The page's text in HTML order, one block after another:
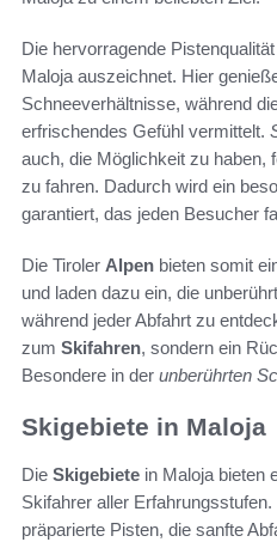
Die hervorragende
Maloja auszeichnet. Hier
Schneeverhältnisse, während
erfrischendes Gefühl vermittelt.
auch, die Möglichkeit zu haben,
zu fahren. Dadurch wird ein
garantiert, das jeden Besucher
Die Tiroler Alpen bieten somit
und laden dazu ein, die
während jeder Abfahrt zu
zum Skifahren, sondern ein
Besondere in der unberührten
Skigebiete in Maloja
Die Skigebiete in Maloja bieten
Skifahrer aller Erfahrungsstufen.
präparierte Pisten, die sanfte